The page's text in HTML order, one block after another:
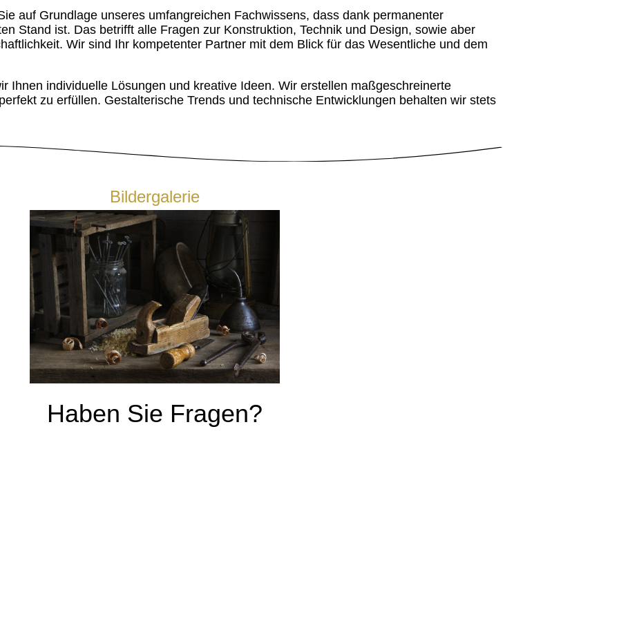
auf Grundlage unseres umfangreichen Fachwissens, dass dank permanenter
Stand ist. Das betrifft alle Fragen zur Konstruktion, Technik und Design, sowie aber
Wir sind Ihr kompetenter Partner mit dem Blick für das Wesentliche und dem
Ihnen individuelle Lösungen und kreative Ideen. Wir erstellen maßgeschreinerte
zu erfüllen. Gestalterische Trends und technische Entwicklungen behalten wir stets
Bildergalerie
Haben Sie Fragen?